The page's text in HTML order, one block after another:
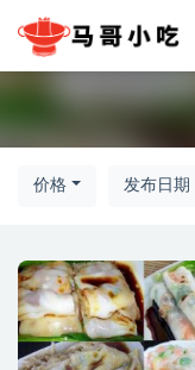
价格 发布日期